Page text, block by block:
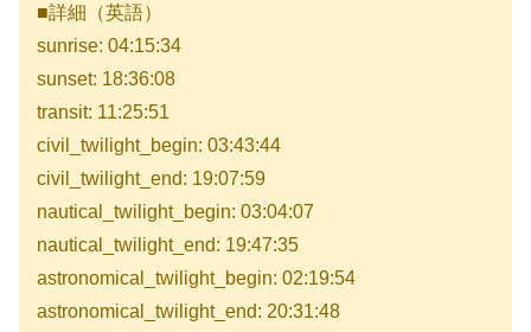
■詳細（英語）
sunrise: 04:15:34
sunset: 18:36:08
transit: 11:25:51
civil_twilight_begin: 03:43:44
civil_twilight_end: 19:07:59
nautical_twilight_begin: 03:04:07
nautical_twilight_end: 19:47:35
astronomical_twilight_begin: 02:19:54
astronomical_twilight_end: 20:31:48